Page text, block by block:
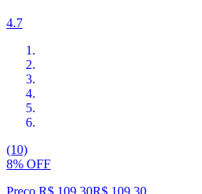
4.7
(10)
8% OFF
Preço R$ 109,30R$ 109 30